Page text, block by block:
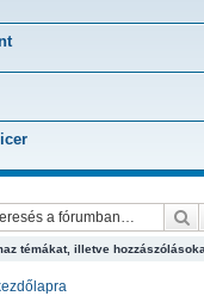
témákat, illetve